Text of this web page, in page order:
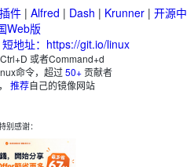
件 | Alfred | Dash | Krunner | 开源中
Web版
短地址：https://git.io/linux
或者Command+d
命令，超过50+贡献者
推荐自己的镜像网站
别感谢：